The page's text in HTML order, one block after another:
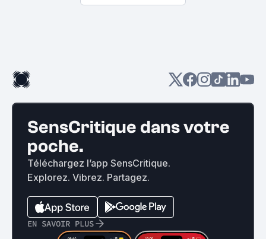
SensCritique dans votre
poche.
Téléchargez l’app SensCritique.
Explorez. Vibrez. Partagez.
EN SAVOIR PLUS